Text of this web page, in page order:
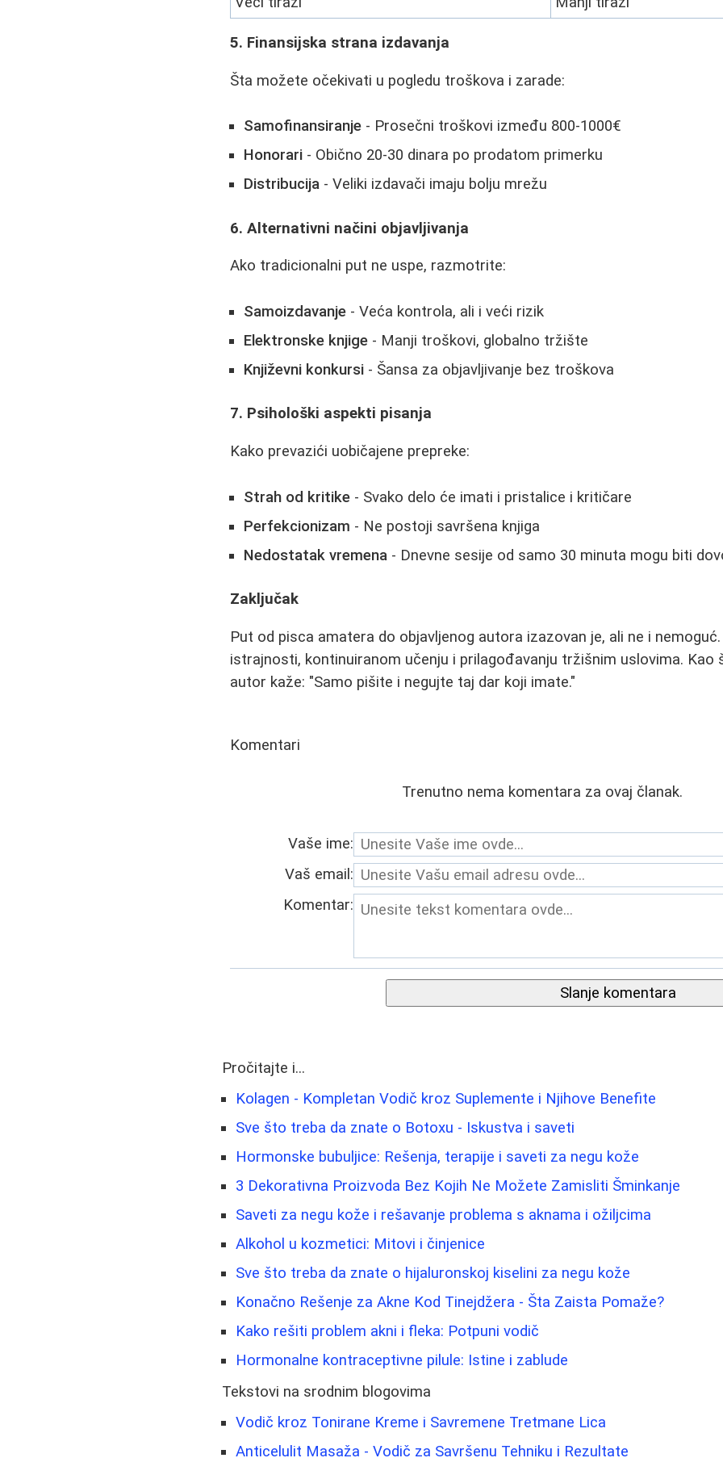
5. Finansijska strana izdavanja
Šta možete očekivati u pogledu troškova i zarade:
Samofinansiranje - Prosečni troškovi između 800-1000€
Honorari - Obično 20-30 dinara po prodatom primerku
Distribucija - Veliki izdavači imaju bolju mrežu
6. Alternativni načini objavljivanja
Ako tradicionalni put ne uspe, razmotrite:
Samoizdavanje - Veća kontrola, ali i veći rizik
Elektronske knjige - Manji troškovi, globalno tržište
Književni konkursi - Šansa za objavljivanje bez troškova
7. Psihološki aspekti pisanja
Kako prevazići uobičajene prepreke:
Strah od kritike - Svako delo će imati i pristalice i kritičare
Perfekcionizam - Ne postoji savršena knjiga
Nedostatak vremena - Dnevne sesije od samo 30 minuta mogu biti
Zaključak
Put od pisca amatera do objavljenog autora izazovan je, ali ne i
istrajnosti, kontinuiranom učenju i prilagođavanju tržišnim uslovima. Kao
autor kaže: "Samo pišite i negujte taj dar koji imate."
Komentari
Trenutno nema komentara za ovaj članak.
Vaše ime:
Vaš email:
Komentar:
Slanje komentara
Pročitajte i...
Kolagen - Kompletan Vodič kroz Suplemente i Njihove Benefite
Sve što treba da znate o Botoxu - Iskustva i saveti
Hormonske bubuljice: Rešenja, terapije i saveti za negu kože
3 Dekorativna Proizvoda Bez Kojih Ne Možete Zamisliti Šminkanje
Saveti za negu kože i rešavanje problema s aknama i ožiljcima
Alkohol u kozmetici: Mitovi i činjenice
Sve što treba da znate o hijaluronskoj kiselini za negu kože
Konačno Rešenje za Akne Kod Tinejdžera - Šta Zaista Pomaže?
Kako rešiti problem akni i fleka: Potpuni vodič
Hormonalne kontraceptivne pilule: Istine i zablude
Tekstovi na srodnim blogovima
Vodič kroz Tonirane Kreme i Savremene Tretmane Lica
Anticelulit Masaža - Vodič za Savršenu Tehniku i Rezultate